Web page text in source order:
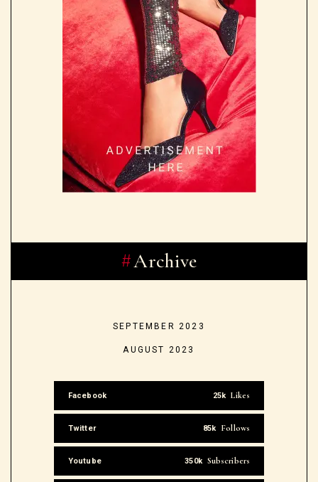
Archive
SEPTEMBER 2023
AUGUST 2023
Facebook 25k Likes
Twitter 85k Follows
Youtube 350k Subscribers